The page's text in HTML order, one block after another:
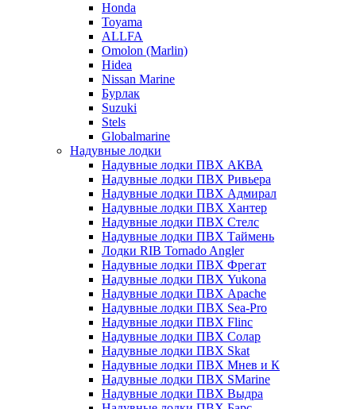
Honda
Toyama
ALLFA
Omolon (Marlin)
Hidea
Nissan Marine
Бурлак
Suzuki
Stels
Globalmarine
Надувные лодки
Надувные лодки ПВХ АКВА
Надувные лодки ПВХ Ривьера
Надувные лодки ПВХ Адмирал
Надувные лодки ПВХ Хантер
Надувные лодки ПВХ Стелс
Надувные лодки ПВХ Таймень
Лодки RIB Tornado Angler
Надувные лодки ПВХ Фрегат
Надувные лодки ПВХ Yukona
Надувные лодки ПВХ Apache
Надувные лодки ПВХ Sea-Pro
Надувные лодки ПВХ Flinc
Надувные лодки ПВХ Солар
Надувные лодки ПВХ Skat
Надувные лодки ПВХ Мнев и К
Надувные лодки ПВХ SMarine
Надувные лодки ПВХ Выдра